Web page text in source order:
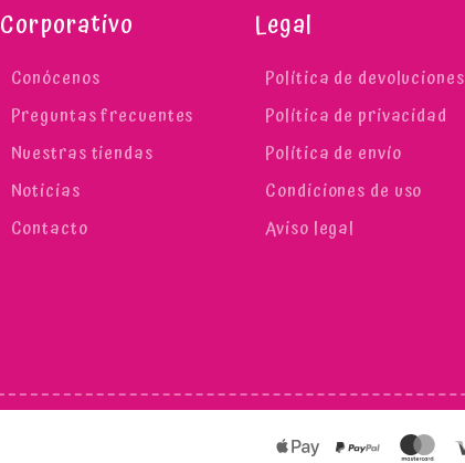
Corporativo
Conócenos
Preguntas frecuentes
Nuestras tiendas
Noticias
Contacto
Legal
Política de devoluciones
Política de privacidad
Política de envío
Condiciones de uso
Aviso legal